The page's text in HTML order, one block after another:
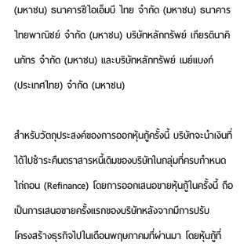
(มหาชน) ธนาคารซีไอเอ็มบี ไทย จำกัด (มหาชน) ธนาคาร
ไทยพาณิชย์ จำกัด (มหาชน) บริษัทหลักทรัพย์ เกียรตินาคิ
นภัทร จำกัด (มหาชน) และบริษัทหลักทรัพย์ เมย์แบงก์
(ประเทศไทย) จำกัด (มหาชน)
สำหรับวัตถุประสงค์ของการออกหุ้นกู้ครั้งนี้ บริษัทจะนำเงินที่
ได้ไปชำระคืนตราสารหนี้เดิมของบริษัทในกลุ่มที่ครบกำหนด
ไถ่ถอน (Refinance) โดยการออกเสนอขายหุ้นกู้ในครั้งนี้ ถือ
เป็นการเสนอขายครั้งแรกของบริษัทหลังจากมีการปรับ
โครงสร้างธุรกิจไปในเดือนพฤษภาคมที่ผ่านมา โดยหุ้นกู้ที่